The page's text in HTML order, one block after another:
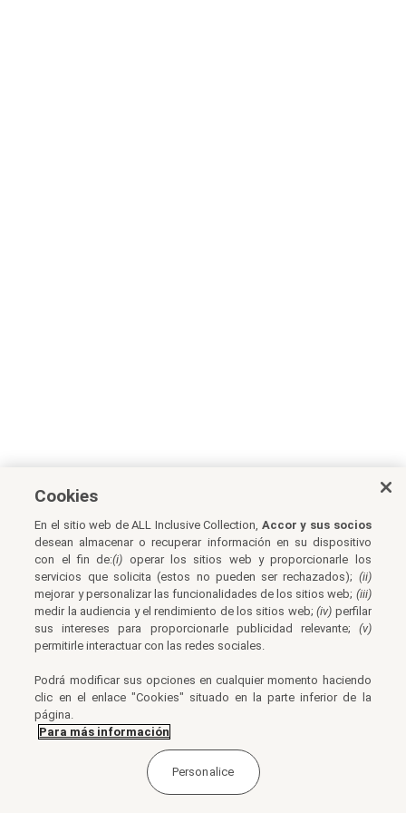
Cookies
En el sitio web de ALL Inclusive Collection, Accor y sus socios
desean almacenar o recuperar información en su dispositivo
con el fin de:(i) operar los sitios web y proporcionarle los
servicios que solicita (estos no pueden ser rechazados); (ii)
mejorar y personalizar las funcionalidades de los sitios web; (iii)
medir la audiencia y el rendimiento de los sitios web;(iv) perfilar
sus intereses para proporcionarle publicidad relevante; (v)
permitirle interactuar con las redes sociales.
Podrá modificar sus opciones en cualquier momento haciendo
clic en el enlace "Cookies" situado en la parte inferior de la
página.
Para más información
Personalice